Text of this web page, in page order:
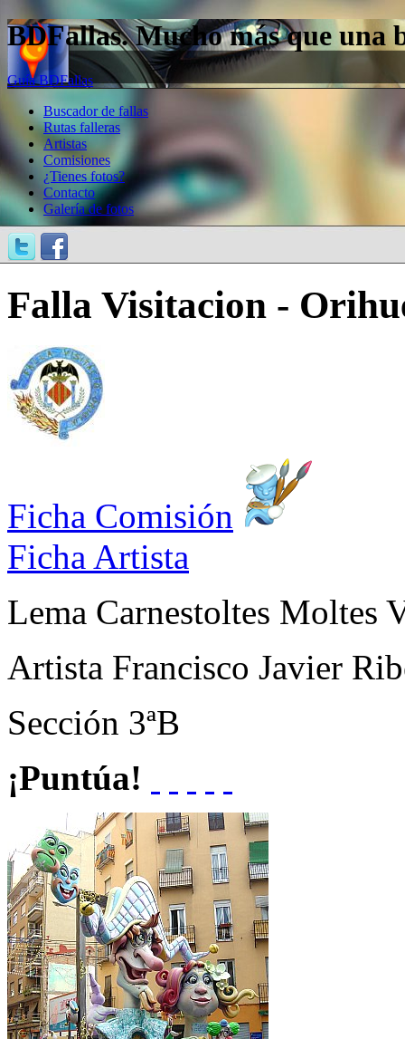
BDFallas. Mucho más que una
Guía BDFallas
Buscador de fallas
Rutas falleras
Artistas
Comisiones
¿Tienes fotos?
Contacto
Galería de fotos
Falla Visitacion -
Ficha Comisión
Ficha Artista
Lema Carnestoltes Moltes
Artista Francisco Javier
Sección 3ªB
¡Puntúa!